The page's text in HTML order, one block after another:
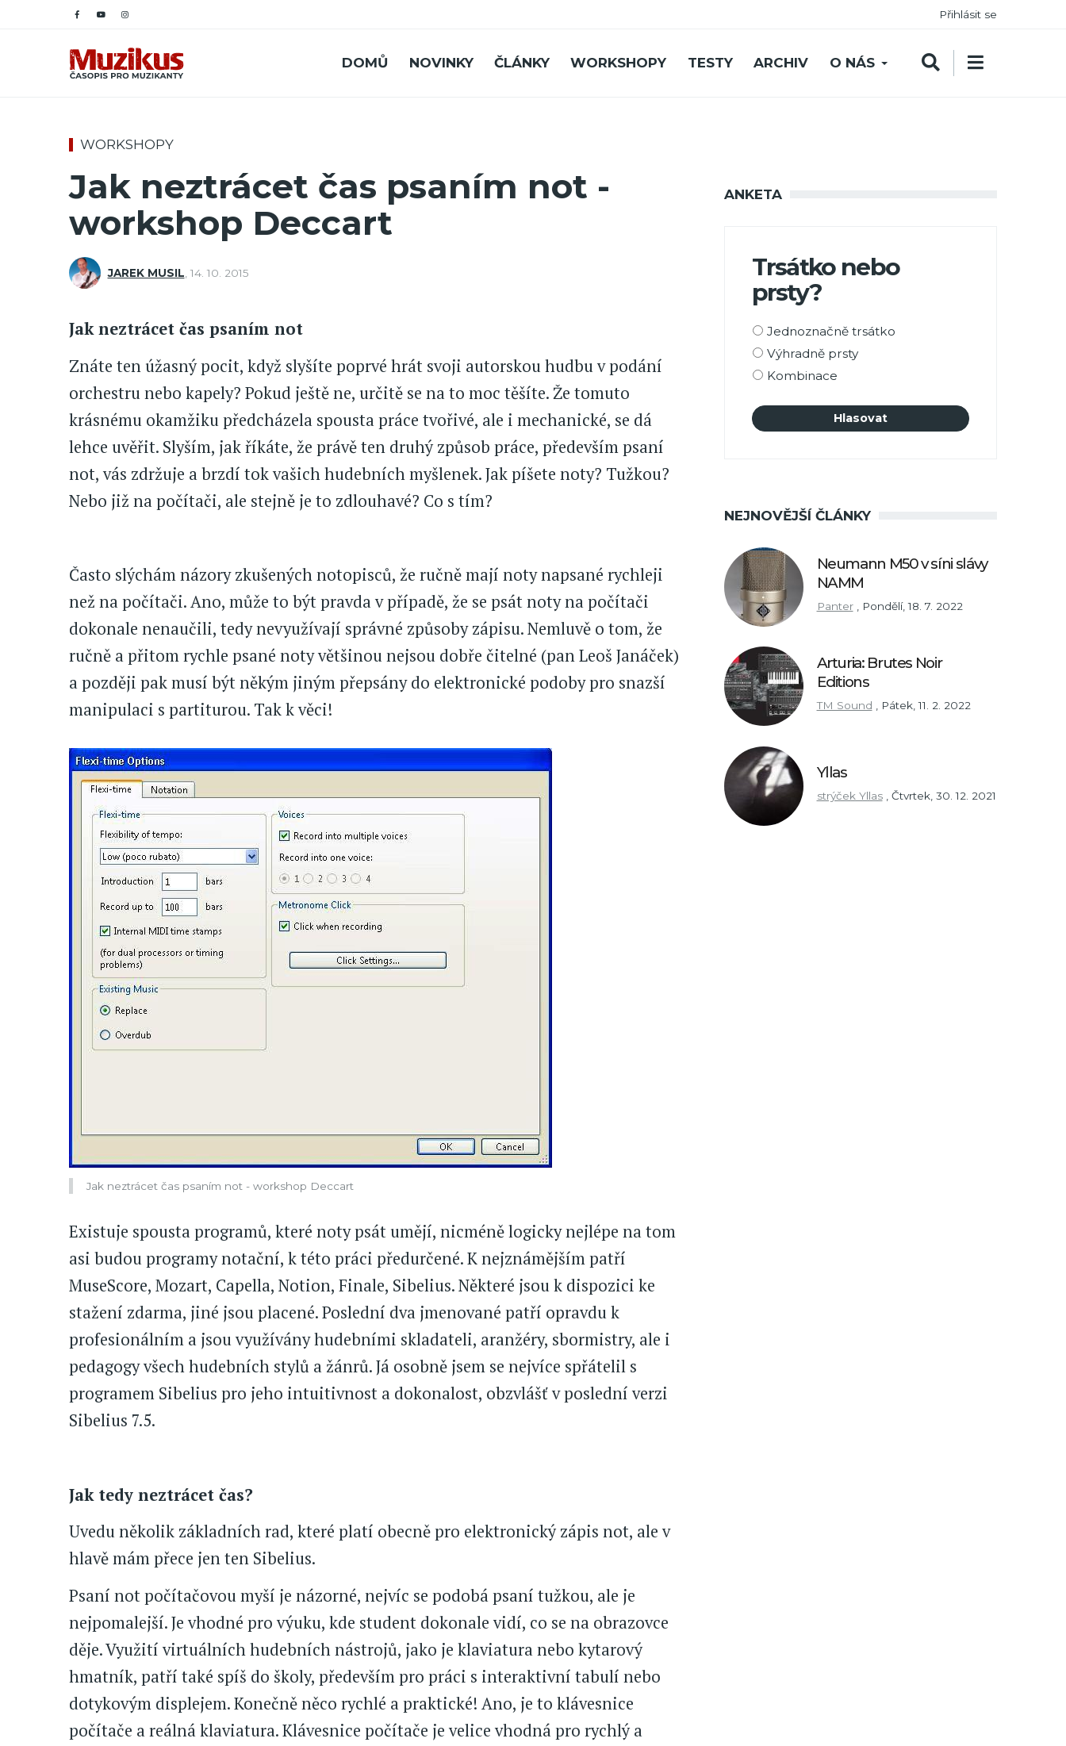
Přihlásit se
DOMŮ NOVINKY ČLÁNKY WORKSHOPY TESTY ARCHIV O NÁS
WORKSHOPY
Jak neztrácet čas psaním not -
workshop Deccart
JAREK MUSIL 14. 10. 2015
Jak neztrácet čas psaním not
Znáte ten úžasný pocit, když slyšíte poprvé hrát svoji autorskou hudbu v podání
orchestru nebo kapely? Pokud ještě ne, určitě se na to moc těšíte. Že tomuto
krásnému okamžiku předcházela spousta práce tvořivé, ale i mechanické, se dá
lehce uvěřit. Slyším, jak říkáte, že právě ten druhý způsob práce, především psaní
not, vás zdržuje a brzdí tok vašich hudebních myšlenek. Jak píšete noty? Tužkou?
Nebo již na počítači, ale stejně je to zdlouhavé? Co s tím?
Často slýchám názory zkušených notopisců, že ručně mají noty napsané rychleji
než na počítači. Ano, může to být pravda v případě, že se psát noty na počítači
dokonale nenaučili, tedy nevyužívají správné způsoby zápisu. Nemluvě o tom, že
ručně a přitom rychle psané noty většinou nejsou dobře čitelné (pan Leoš Janáček)
a později pak musí být někým jiným přepsány do elektronické podoby pro snazší
manipulaci s partiturou. Tak k věci!
Jak neztrácet čas psaním not - workshop Deccart
Existuje spousta programů, které noty psát umějí, nicméně logicky nejlépe na tom
asi budou programy notační, k této práci předurčené. K nejznámějším patří
MuseScore, Mozart, Capella, Notion, Finale, Sibelius. Některé jsou k dispozici ke
stažení zdarma, jiné jsou placené. Poslední dva jmenované patří opravdu k
profesionálním a jsou využívány hudebními skladateli, aranžéry, sbormistry, ale i
pedagogy všech hudebních stylů a žánrů. Já osobně jsem se nejvíce spřátelil s
programem Sibelius pro jeho intuitivnost a dokonalost, obzvlášť v poslední verzi
Sibelius 7.5.
Jak tedy neztrácet čas?
Uvedu několik základních rad, které platí obecně pro elektronický zápis not, ale v
hlavě mám přece jen ten Sibelius.
Psaní not počítačovou myší je názorné, nejvíc se podobá psaní tužkou, ale je
nejpomalejší. Je vhodné pro výuku, kde student dokonale vidí, co se na obrazovce
děje. Využití virtuálních hudebních nástrojů, jako je klaviatura nebo kytarový
hmatník, patří také spíš do školy, především pro práci s interaktivní tabulí nebo
dotykovým displejem. Konečně něco rychlé a praktické! Ano, je to klávesnice
počítače a reálná klaviatura. Klávesnice počítače je velice vhodná pro rychlý a
ANKETA
Trsátko nebo
prsty?
Možnosti
výběru
Jednoznačně trsátko
Výhradně prsty
Kombinace
NEJNOVĚJŠÍ ČLÁNKY
Neumann M50 v síni slávy
NAMM
Panter Pondělí, 18. 7. 2022
Arturia: Brutes Noir
Editions
TM Sound , Pátek, 11. 2. 2022
Yllas
strýček Yllas Čtvrtek, 30. 12. 2021